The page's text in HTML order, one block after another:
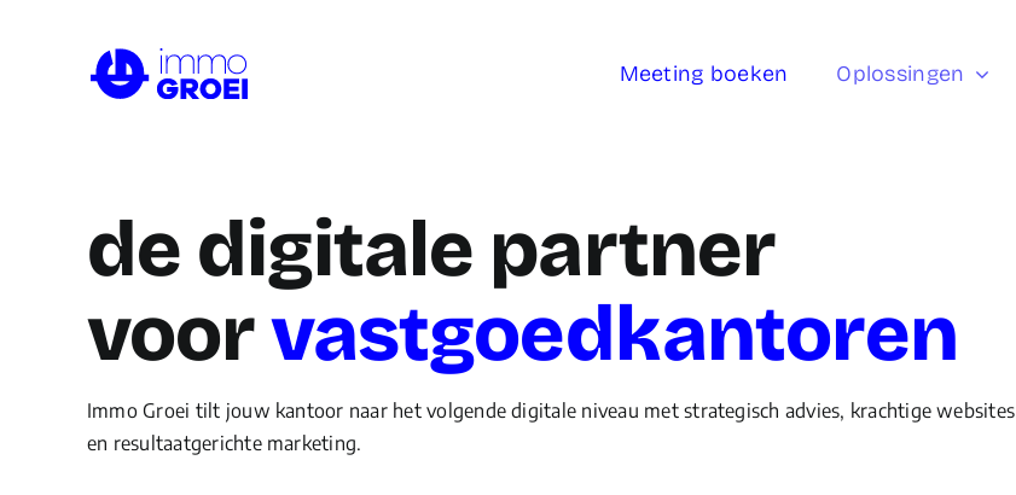
Meeting boeken Oplossingen
de digitale partner
voorvastgoedkantoren
Immo Groei tilt jouw kantoor naar het volgende digitale niveau met strategisch advies, krachtige websites
en resultaatgerichte marketing.